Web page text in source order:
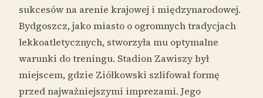
sukcesów na arenie krajowej i międzynarodowej.
Bydgoszcz, jako miasto o ogromnych tradycjach
lekkoatletycznych, stworzyła mu optymalne
warunki do treningu. Stadion Zawiszy był
miejscem, gdzie Ziółkowski szlifował formę
przed najważniejszymi imprezami. Jego